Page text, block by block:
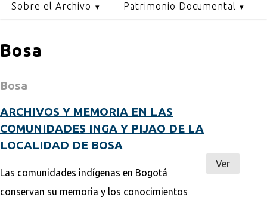
Sobre el Archivo Patrimonio Documental
Bosa
Bosa
ARCHIVOS Y MEMORIA EN LAS
COMUNIDADES INGA Y PIJAO DE LA
LOCALIDAD DE BOSA
Las comunidades indígenas en Bogotá
conservan su memoria y los conocimientos
Ver